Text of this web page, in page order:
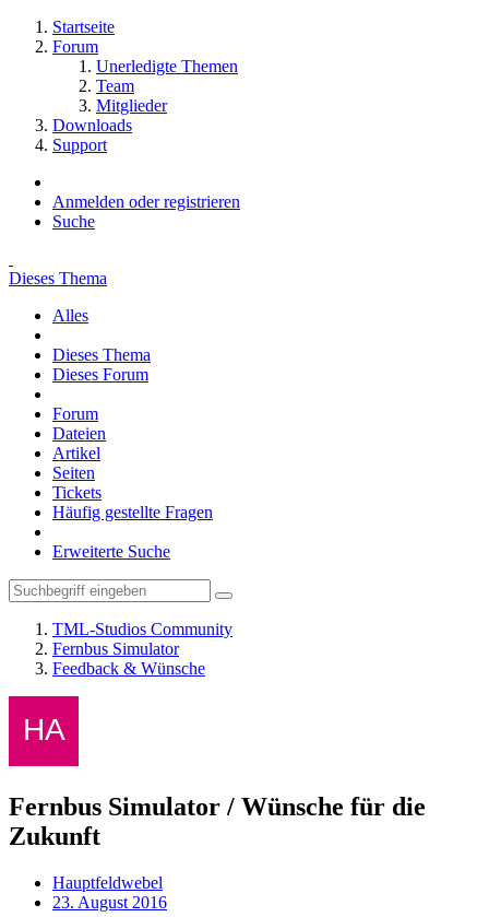
Startseite
Forum
Unerledigte Themen
Team
Mitglieder
Downloads
Support
Anmelden oder registrieren
Suche
Dieses Thema
Alles
Dieses Thema
Dieses Forum
Forum
Dateien
Artikel
Seiten
Tickets
Häufig gestellte Fragen
Erweiterte Suche
TML-Studios Community
Fernbus Simulator
Feedback & Wünsche
Fernbus Simulator / Wünsche für die
Zukunft
Hauptfeldwebel
23. August 2016